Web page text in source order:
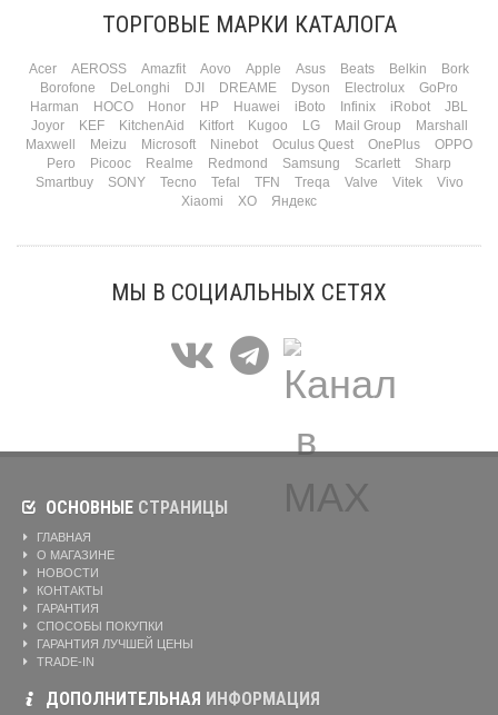
ТОРГОВЫЕ МАРКИ КАТАЛОГА
Acer AEROSS Amazfit Aovo Apple Asus Beats Belkin
Bork
Borofone
DeLonghi DJI DREAME Dyson Electrolux
GoPro
Harman
HOCO Honor HP Huawei iBoto Infinix iRobot
JBL
Joyor
KEF KitchenAid Kitfort Kugoo LG Mail Group
Marshall
Maxwell
Meizu Microsoft Ninebot Oculus Quest OnePlus
OPPO
Pero
Picooc Realme Redmond Samsung Scarlett
Sharp
Smartbuy
SONY Tecno Tefal TFN Treqa Valve Vitek
Vivo
Xiaomi
XO Яндекс
МЫ В СОЦИАЛЬНЫХ СЕТЯХ
ОСНОВНЫЕ СТРАНИЦЫ
ГЛАВНАЯ
О МАГАЗИНЕ
НОВОСТИ
КОНТАКТЫ
ГАРАНТИЯ
СПОСОБЫ ПОКУПКИ
ГАРАНТИЯ ЛУЧШЕЙ ЦЕНЫ
TRADE-IN
ДОПОЛНИТЕЛЬНАЯ ИНФОРМАЦИЯ